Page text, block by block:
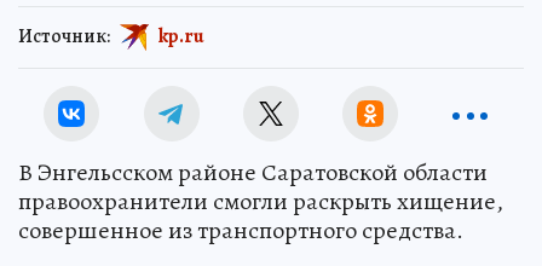
Источник: kp.ru
В Энгельсском районе Саратовской области
правоохранители смогли раскрыть хищение,
совершенное из транспортного средства.